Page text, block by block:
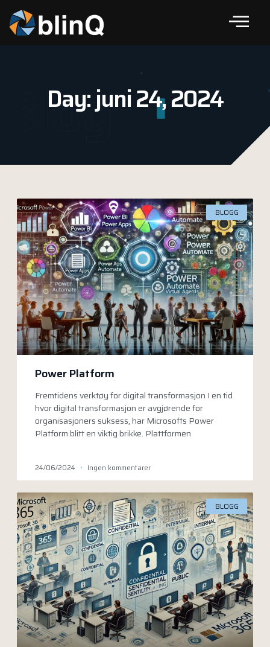
Day: juni 24, 2024
Blog
BLOGG
Power Platform
Fremtidens verktøy for digital transformasjon I en tid
hvor digital transformasjon er avgjørende for
organisasjoners suksess, har Microsofts Power
Platform blitt en viktig brikke. Plattformen
24/06/2024 Ingen kommentarer
BLOGG